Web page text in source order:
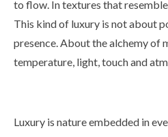
to flow. In textures that
This kind of luxury is not about
presence. About the alchemy of
temperature, light, touch and
Luxury is nature embedded in